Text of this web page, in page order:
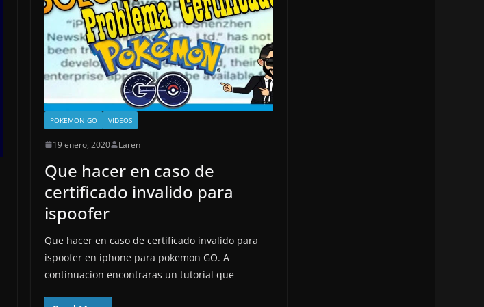
POKEMON GO VIDEOS
19 enero, 2020 Laren
Que hacer en caso de
certificado invalido para
ispoofer
Que hacer en caso de certificado invalido para
ispoofer en iphone para pokemon GO. A
continuacion encontraras un tutorial que